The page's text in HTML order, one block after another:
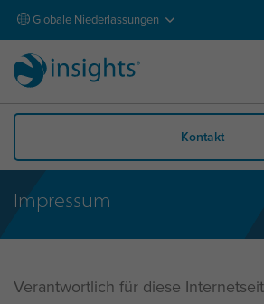
Globale Niederlassungen
Kontakt
Impressum
Verantwortlich für diese